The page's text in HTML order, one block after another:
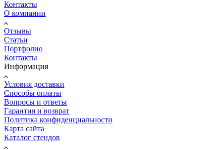
Контакты
О компании
Отзывы
Статьи
Портфолио
Контакты
Информация
Условия доставки
Способы оплаты
Вопросы и ответы
Гарантия и возврат
Политика конфиденциальности
Карта сайта
Каталог стендов